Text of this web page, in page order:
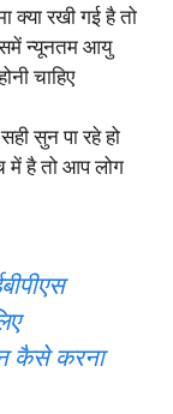
क्या रखी गई है तो
न्यूनतम आयु
चाहिए
सुन पा रहे हो
में है तो आप लोग
कैसे करना